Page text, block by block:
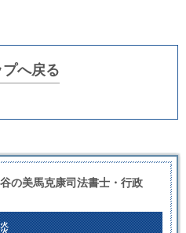
へ戻る
の美馬克康司法書士・行政